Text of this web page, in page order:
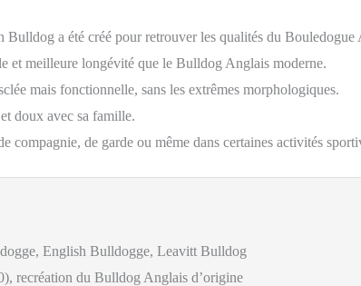
Bulldog a été créé pour retrouver les qualités du Bouledogue
et meilleure longévité que le Bulldog Anglais moderne.
mais fonctionnelle, sans les extrêmes morphologiques.
doux avec sa famille.
compagnie, de garde ou même dans certaines activités
English Bulldogge, Leavitt Bulldog
recréation du Bulldog Anglais d’origine